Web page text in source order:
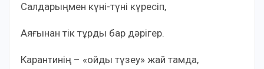
Салдарыңмен күні-түні күресіп,
Аяғынан тік тұрды бар дәрігер.
Карантинің – «ойды түзеу» жай тамда,